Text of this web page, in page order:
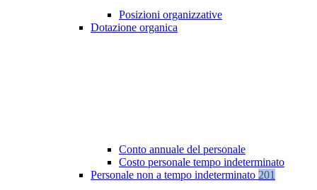
Posizioni organizzative
Dotazione organica
Conto annuale del personale
Costo personale tempo indeterminato
Personale non a tempo indeterminato 201